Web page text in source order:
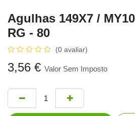
Agulhas 149X7 /
RG - 80
(0 avaliar)
3,56 € Valor Sem Imposto